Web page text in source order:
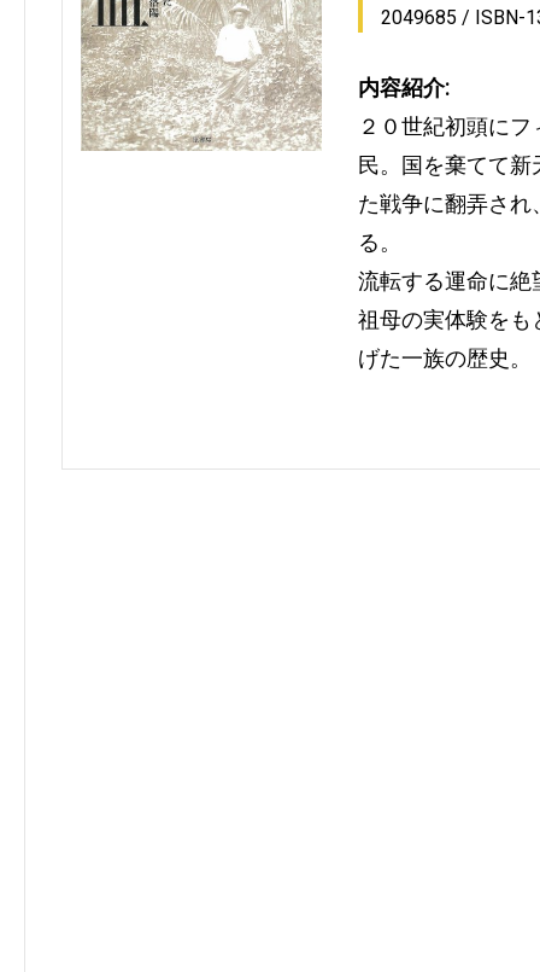
2049685
ISBN-
内容紹介:
２０世紀初頭に
民。国を棄てて
た戦争に翻弄さ
る。
流転する運命に
祖母の実体験をも
げた一族の歴史。